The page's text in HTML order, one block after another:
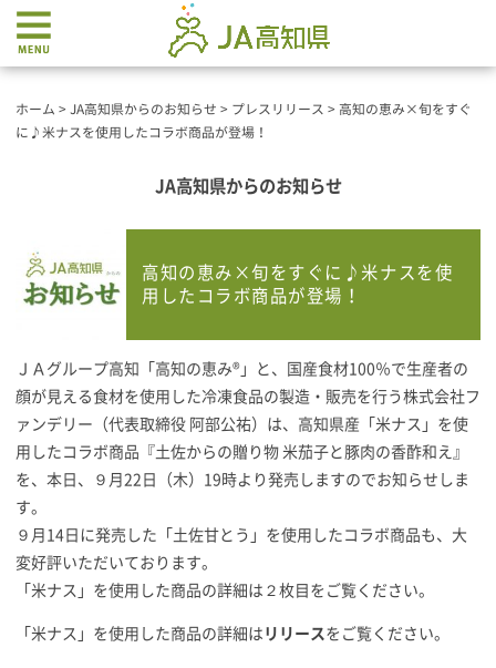
ホーム > JA高知県からのお知らせ > プレスリリース > 高知の恵み×旬をすぐ
に♪米ナスを使用したコラボ商品が登場！
JA高知県からのお知らせ
高知の恵み×旬をすぐに♪米ナスを使
用したコラボ商品が登場！
ＪＡグループ高知「高知の恵み®」と、国産食材100％で生産者の
顔が見える食材を使用した冷凍食品の製造・販売を行う株式会社フ
ァンデリー（代表取締役 阿部公祐）は、高知県産「米ナス」を使
用したコラボ商品『土佐からの贈り物 米茄子と豚肉の香酢和え』
を、本日、９月22日（木）19時より発売しますのでお知らせしま
す。
９月14日に発売した「土佐甘とう」を使用したコラボ商品も、大
変好評いただいております。
「米ナス」を使用した商品の詳細は２枚目をご覧ください。
「米ナス」を使用した商品の詳細は リリース をご覧ください。